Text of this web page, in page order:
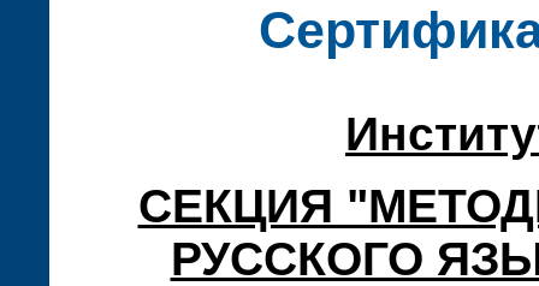
СЕКЦИЯ
РУССКОГО